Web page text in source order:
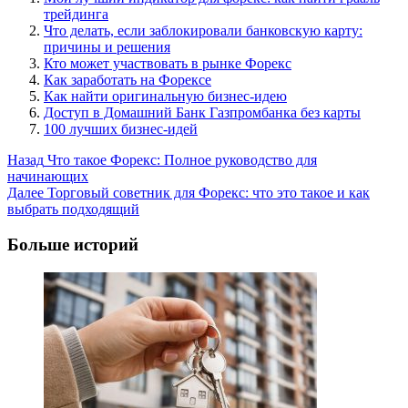
трейдинга
Что делать, если заблокировали банковскую карту:
причины и решения
Кто может участвовать в рынке Форекс
Как заработать на Форексе
Как найти оригинальную бизнес-идею
Доступ в Домашний Банк Газпромбанка без карты
100 лучших бизнес-идей
Post
Navigation
Назад Что такое Форекс: Полное руководство для
начинающих
Далее Торговый советник для Форекс: что это такое и как
выбрать подходящий
Больше историй